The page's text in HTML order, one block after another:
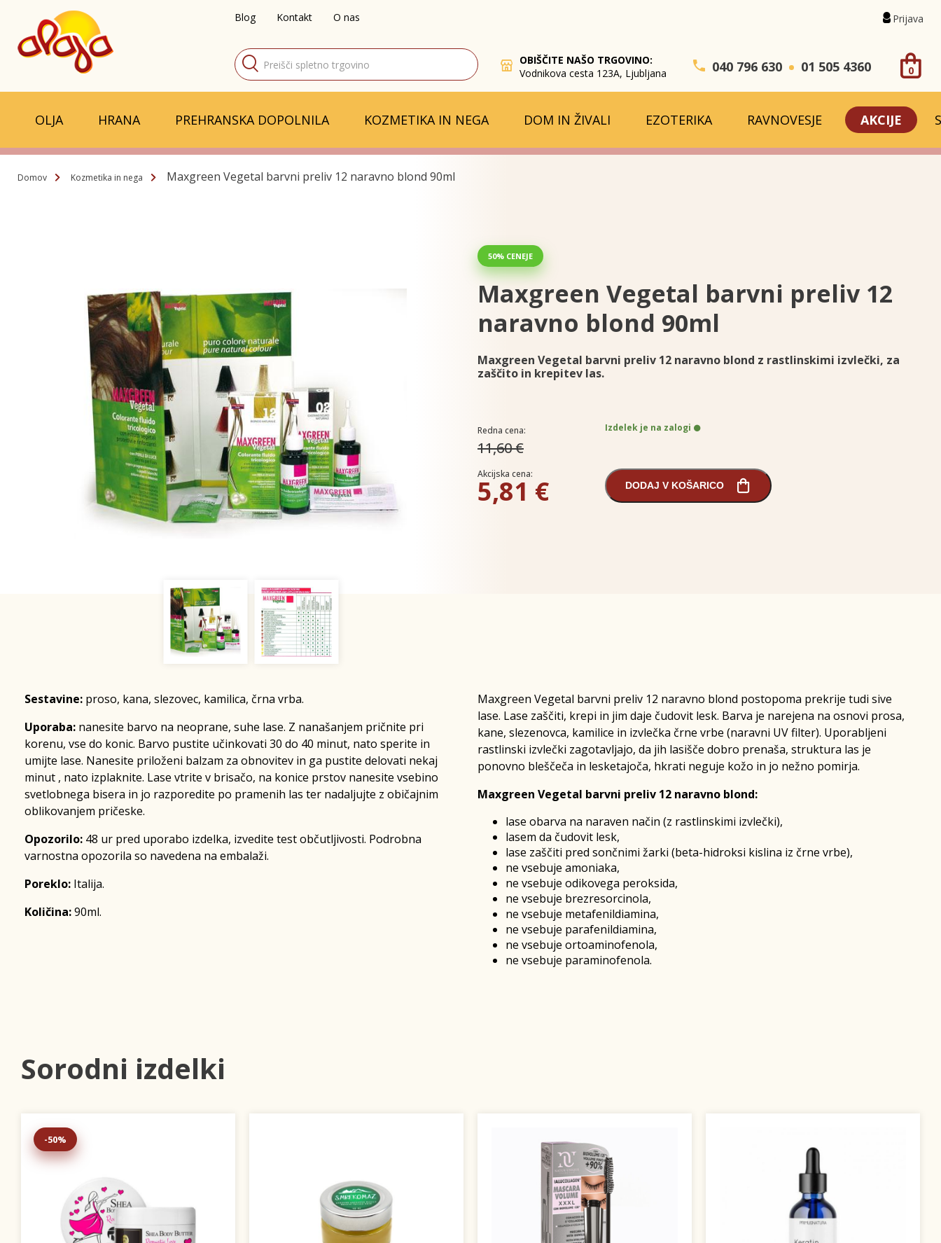
Blog Kontakt O nas
Products
search
OBIŠČITE NAŠO TRGOVINO:
Vodnikova cesta 123A, Ljubljana
040 796 630 01 505 4360 0
Prijava
OLJA HRANA PREHRANSKA DOPOLNILA KOZMETIKA IN NEGA DOM IN ŽIVALI EZOTERIKA RAVNOVESJE AKCIJE
Domov Kozmetika in nega Maxgreen Vegetal barvni preliv 12 naravno blond 90ml
50% CENEJE
Maxgreen Vegetal barvni preliv 12
naravno blond 90ml
Maxgreen Vegetal barvni preliv 12 naravno blond z rastlinskimi izvlečki, za
zaščito in krepitev las.
Redna cena:
11,60 €
Akcijska cena:
5,81 €
Izdelek je na zalogi
DODAJ V KOŠARICO
Sestavine: proso, kana, slezovec, kamilica, črna vrba.
Uporaba: nanesite barvo na neoprane, suhe lase. Z nanašanjem pričnite pri
korenu, vse do konic. Barvo pustite učinkovati 30 do 40 minut, nato sperite in
umijte lase. Nanesite priloženi balzam za obnovitev in ga pustite delovati nekaj
minut , nato izplaknite. Lase vtrite v brisačo, na konice prstov nanesite vsebino
svetlobnega bisera in jo razporedite po pramenih las ter nadaljujte z običajnim
oblikovanjem pričeske.
Opozorilo: 48 ur pred uporabo izdelka, izvedite test občutljivosti. Podrobna
varnostna opozorila so navedena na embalaži.
Poreklo: Italija.
Količina:90ml.
Maxgreen Vegetal barvni preliv 12 naravno blond postopoma prekrije tudi sive
lase. Lase zaščiti, krepi in jim daje čudovit lesk. Barva je narejena na osnovi prosa,
kane, slezenovca, kamilice in izvlečka črne vrbe (naravni UV filter). Uporabljeni
rastlinski izvlečki zagotavljajo, da jih lasišče dobro prenaša, struktura las je
ponovno bleščeča in lesketajoča, hkrati neguje kožo in jo nežno pomirja.
Maxgreen Vegetal barvni preliv 12 naravno blond:
lase obarva na naraven način (z rastlinskimi izvlečki),
lasem da čudovit lesk,
lase zaščiti pred sončnimi žarki (beta-hidroksi kislina iz črne vrbe),
ne vsebuje amoniaka,
ne vsebuje odikovega peroksida,
ne vsebuje brezresorcinola,
ne vsebuje metafenildiamina,
ne vsebuje parafenildiamina,
ne vsebuje ortoaminofenola,
ne vsebuje paraminofenola.
Sorodni izdelki
-50%